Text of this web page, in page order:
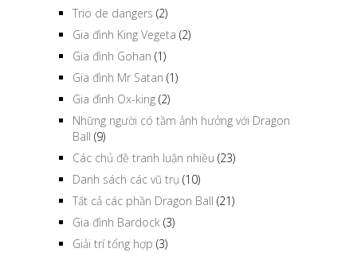
Trio de dangers (2)
Gia đình King Vegeta (2)
Gia đình Gohan (1)
Gia đình Mr Satan (1)
Gia đình Ox-king (2)
Những người có tầm ảnh hưởng với Dragon
Ball (9)
Các chủ đề tranh luận nhiều (23)
Danh sách các vũ trụ (10)
Tất cả các phần Dragon Ball (21)
Gia đình Bardock (3)
Giải trí tổng hợp (3)